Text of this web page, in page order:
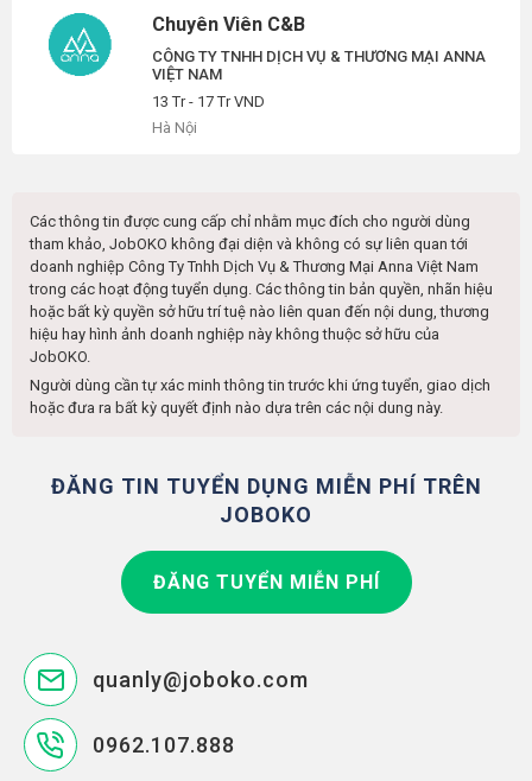
Chuyên Viên C&B
CÔNG TY TNHH DỊCH VỤ & THƯƠNG MẠI ANNA
VIỆT NAM
13 Tr - 17 Tr VND
Hà Nội
Các thông tin được cung cấp chỉ nhằm mục đích cho người dùng
tham khảo, JobOKO không đại diện và không có sự liên quan tới
doanh nghiệp Công Ty Tnhh Dịch Vụ & Thương Mại Anna Việt Nam
trong các hoạt động tuyển dụng. Các thông tin bản quyền, nhãn hiệu
hoặc bất kỳ quyền sở hữu trí tuệ nào liên quan đến nội dung, thương
hiệu hay hình ảnh doanh nghiệp này không thuộc sở hữu của
JobOKO.
Người dùng cần tự xác minh thông tin trước khi ứng tuyển, giao dịch
hoặc đưa ra bất kỳ quyết định nào dựa trên các nội dung này.
ĐĂNG TIN TUYỂN DỤNG MIỄN PHÍ TRÊN
JOBOKO
ĐĂNG TUYỂN MIỄN PHÍ
quanly@joboko.com
0962.107.888